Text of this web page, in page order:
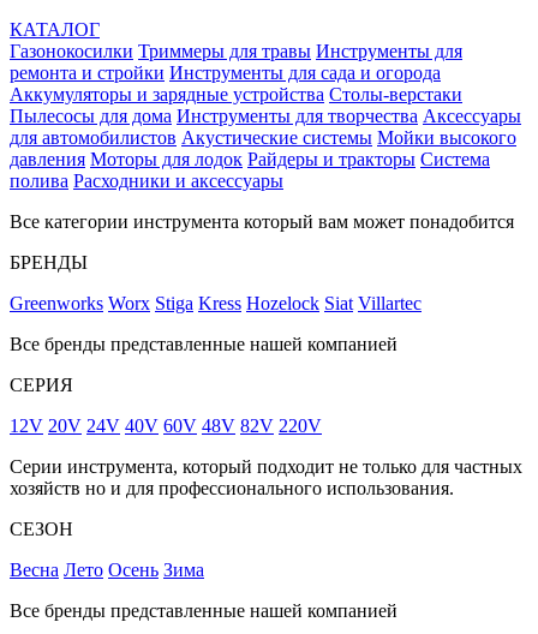
КАТАЛОГ
Газонокосилки Триммеры для травы Инструменты для
ремонта и стройки Инструменты для сада и огорода
Аккумуляторы и зарядные устройства Столы-верстаки
Пылесосы для дома Инструменты для творчества Аксессуары
для автомобилистов Акустические системы Мойки высокого
давления Моторы для лодок Райдеры и тракторы Система
полива Расходники и аксессуары
Все категории инструмента который вам может понадобится
БРЕНДЫ
Greenworks Worx Stiga Kress Hozelock Siat Villartec
Все бренды представленные нашей компанией
СЕРИЯ
12V 20V 24V 40V 60V 48V 82V 220V
Серии инструмента, который подходит не только для частных
хозяйств но и для профессионального использования.
СЕЗОН
Весна Лето Осень Зима
Все бренды представленные нашей компанией